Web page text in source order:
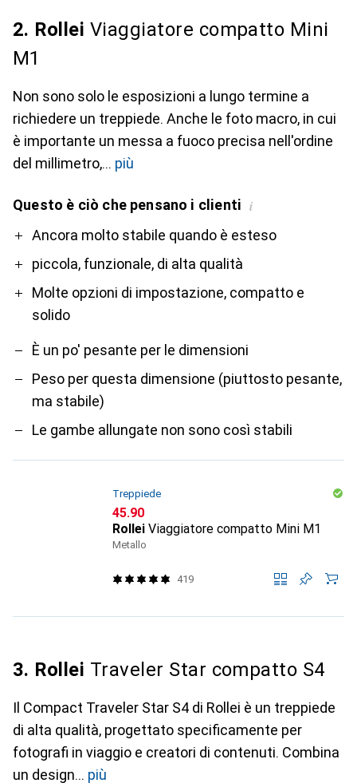
2. Rollei Viaggiatore compatto Mini
M1
Non sono solo le esposizioni a lungo termine a
richiedere un treppiede. Anche le foto macro, in cui
è importante un messa a fuoco precisa nell'ordine
del millimetro,
più
Questo è ciò che pensano i clienti i
ProAncora molto stabile quando è esteso
piccola, funzionale, di alta qualità
Molte opzioni di impostazione, compatto e
solido
Contro
È un po' pesante per le dimensioni
Peso per questa dimensione (piuttosto pesante,
ma stabile)
Le gambe allungate non sono così stabili
Treppiede
CHF
45.90
Rollei Viaggiatore compatto Mini M1
Metallo
419
3. Rollei Traveler Star compatto S4
Il Compact Traveler Star S4 di Rollei è un treppiede
di alta qualità, progettato specificamente per
fotografi in viaggio e creatori di contenuti. Combina
un design
più